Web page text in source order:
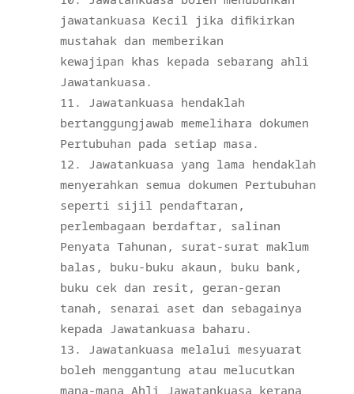
jawatankuasa Kecil jika difikirkan
mustahak dan memberikan
kewajipan khas kepada sebarang ahli
Jawatankuasa.
Jawatankuasa hendaklah
bertanggungjawab memelihara dokumen
Pertubuhan pada setiap masa.
Jawatankuasa yang lama hendaklah
menyerahkan semua dokumen Pertubuhan
seperti sijil pendaftaran,
perlembagaan berdaftar, salinan
Penyata Tahunan, surat-surat maklum
balas, buku-buku akaun, buku bank,
buku cek dan resit, geran-geran
tanah, senarai aset dan sebagainya
kepada Jawatankuasa baharu.
Jawatankuasa melalui mesyuarat
boleh menggantung atau melucutkan
mana-mana Ahli Jawatankuasa kerana